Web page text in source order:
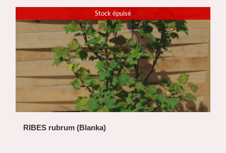
Stock épuisé
RIBES rubrum (Blanka)